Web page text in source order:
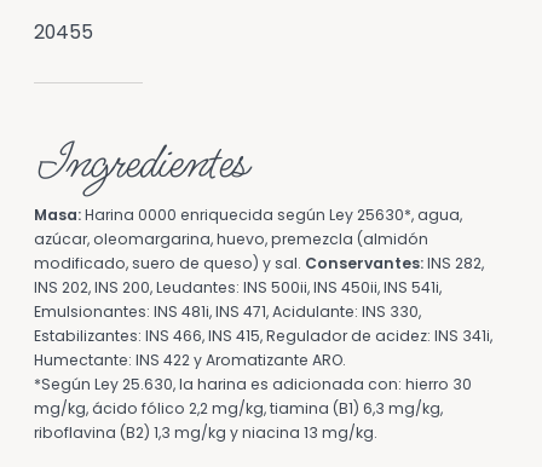
20455
Ingredientes
Masa:Harina 0000 enriquecida según Ley 25630*, agua,
azúcar, oleomargarina, huevo, premezcla (almidón
modificado, suero de queso) y sal. Conservantes:INS 282,
INS 202, INS 200, Leudantes: INS 500ii, INS 450ii, INS 541i,
Emulsionantes: INS 481i, INS 471, Acidulante: INS 330,
Estabilizantes: INS 466, INS 415, Regulador de acidez: INS 341i,
Humectante: INS 422 y Aromatizante ARO.
*Según Ley 25.630, la harina es adicionada con: hierro 30
mg/kg, ácido fólico 2,2 mg/kg, tiamina (B1) 6,3 mg/kg,
riboflavina (B2) 1,3 mg/kg y niacina 13 mg/kg.